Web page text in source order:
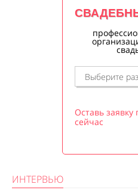
Оставь заявку
сейчас
ИНТЕРВЬЮ